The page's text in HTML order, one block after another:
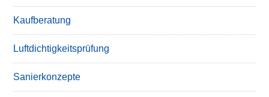
Kaufberatung
Luftdichtigkeitsprüfung
Sanierkonzepte